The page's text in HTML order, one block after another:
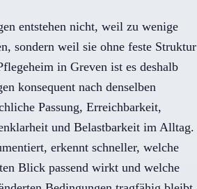
entstehen nicht, weil zu wenige
sondern weil sie ohne feste Struktur
in Greven ist es deshalb
konsequent nach denselben
Passung, Erreichbarkeit,
und Belastbarkeit im Alltag.
erkennt schneller, welche
Blick passend wirkt und welche